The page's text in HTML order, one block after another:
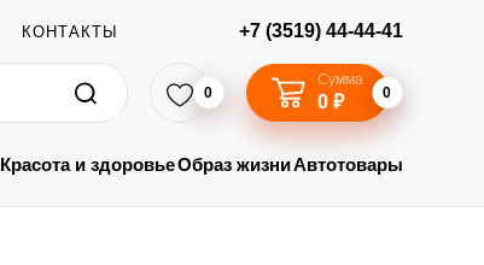
КОНТАКТЫ +7 (3519) 44-44-41
0
Сумма
0 ₽ 0
Красота и здоровьеОбраз жизниАвтотовары